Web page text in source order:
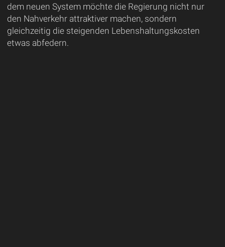
dem neuen System möchte die Regierung nicht nur
den Nahverkehr attraktiver machen, sondern
gleichzeitig die steigenden Lebenshaltungskosten
etwas abfedern.